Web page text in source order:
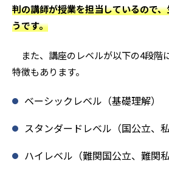
判の講師が授業を担当しているので
うです。
また、講座のレベルが以下の4段階
特徴もあります。
ベーシックレベル（基礎理解）
スタンダードレベル（国公立、
ハイレベル（難関国公立、難関